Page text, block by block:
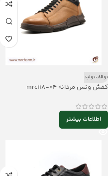
توقف تولید
کفش ونس مردانه mrc118-04
اطلاعات بیشتر